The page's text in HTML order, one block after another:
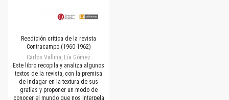
Reedición crítica de la revista
Contracampo (1960-1962)
Carlos Vallina, Lía Gómez
Este libro recopila y analiza algunos
textos de la revista, con la premisa
de indagar en la textura de sus
grafías y proponer un modo de
conocer el mundo que nos interpela